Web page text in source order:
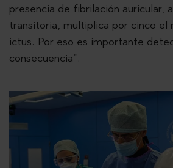
presencia de fibrilación auricular,
transitoria, multiplica por cinco el
ictus. Por eso es importante
consecuencia”.